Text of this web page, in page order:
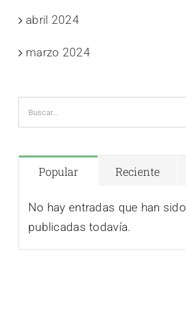
abril 2024
marzo 2024
Popular Reciente
No hay entradas que han sido
publicadas todavía.